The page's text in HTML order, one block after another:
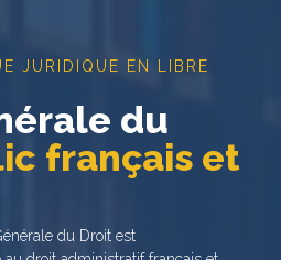
JURIDIQUE EN LIBRE
du
français et
du Droit est